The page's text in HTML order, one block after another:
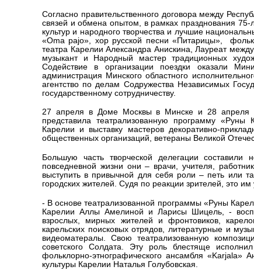
Согласно правительственного договора между
связей и обмена опытом, в рамках празднования 75-
культур и народного творчества и лучшие
«Oma pajo», хор русской песни «Питарицы»,
театра Карелии Александра Анискина, Лауреат
музыкант и Народный мастер традиционных
Содействие в организации поездки оказали
администрация Минского областного
агентство по делам Содружества Независимых
государственному сотрудничеству.
27 апреля в Доме Москвы в Минске и 28 апреля в
представила театрализованную программу «Руны
Карелии и выставку мастеров декоративно-
общественных организаций, ветераны Великой
Большую часть творческой делегации составили
повседневной жизни они – врачи, учителя,
выступить в привычной для себя роли – петь или
городских жителей. Судя по реакции зрителей, это
- В основе театрализованной программы «Руны
Карелии Аллы Амелиной и Ларисы Шицель, -
взрослых, мирных жителей и фронтовиков,
карельских поисковых отрядов, литературные и
видеоматералы. Свою театрализованную
советского Солдата. Эту роль блестяще
фольклорно-этнографического ансамбля «Karjala»
культуры Карелии Наталья Голубовская.